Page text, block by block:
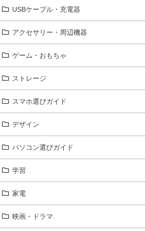
USBケーブル・充電器
アクセサリー・周辺機器
ゲーム・おもちゃ
ストレージ
スマホ選びガイド
デザイン
パソコン選びガイド
学習
家電
映画・ドラマ